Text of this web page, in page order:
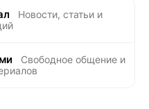
Новости, статьи и
Свободное общение и